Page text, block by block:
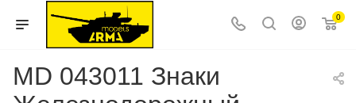
0
MD 043011 Знаки